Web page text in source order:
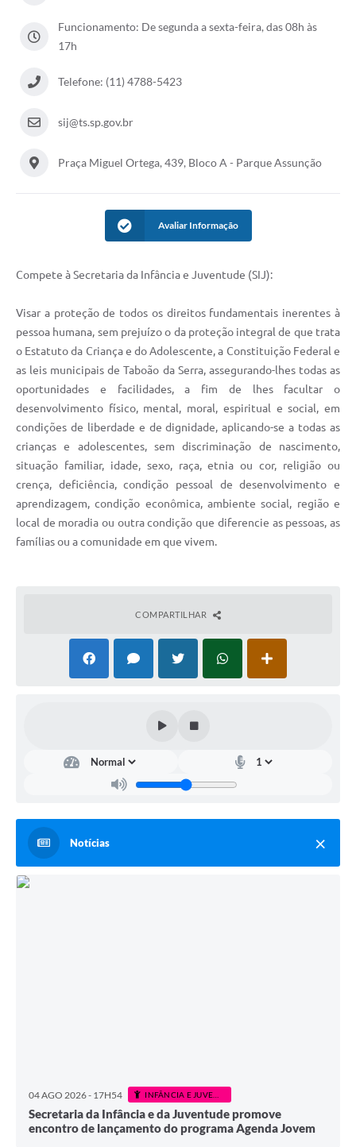
Funcionamento: De segunda a sexta-feira, das 08h às
17h
Telefone: (11) 4788-5423
sij@ts.sp.gov.br
Praça Miguel Ortega, 439, Bloco A - Parque Assunção
Avaliar Informação
Compete à Secretaria da Infância e Juventude (SIJ):
Visar a proteção de todos os direitos fundamentais inerentes à
pessoa humana, sem prejuízo o da proteção integral de que trata
o Estatuto da Criança e do Adolescente, a Constituição Federal e
as leis municipais de Taboão da Serra, assegurando-lhes todas as
oportunidades e facilidades, a fim de lhes facultar o
desenvolvimento físico, mental, moral, espiritual e social, em
condições de liberdade e de dignidade, aplicando-se a todas as
crianças e adolescentes, sem discriminação de nascimento,
situação familiar, idade, sexo, raça, etnia ou cor, religião ou
crença, deficiência, condição pessoal de desenvolvimento e
aprendizagem, condição econômica, ambiente social, região e
local de moradia ou outra condição que diferencie as pessoas, as
famílias ou a comunidade em que vivem.
COMPARTILHAR
Notícias
04 AGO 2026 - 17H54 INFÂNCIA E JUVENTUDE
Secretaria da Infância e da Juventude promove
encontro de lançamento do programa Agenda Jovem